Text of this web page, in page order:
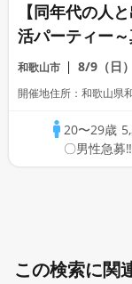
【同年代の人
活パーティー
和歌山市 8/9（日）
開催地住所：和歌山県
20〜29歳
〇男性急募‼
この検索に関